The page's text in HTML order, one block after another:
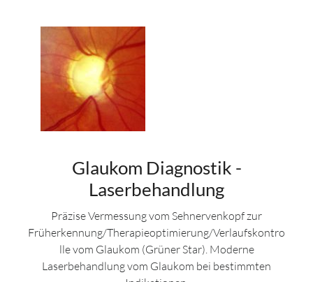
Glaukom Diagnostik -
Laserbehandlung
Präzise Vermessung vom Sehnervenkopf zur
Früherkennung/Therapieoptimierung/Verlaufskontro
lle vom Glaukom (Grüner Star). Moderne
Laserbehandlung vom Glaukom bei bestimmten